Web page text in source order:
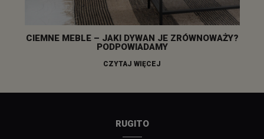
CIEMNE MEBLE – JAKI DYWAN JE ZRÓWNOWAŻY?
PODPOWIADAMY
CZYTAJ WIĘCEJ
RUGITO